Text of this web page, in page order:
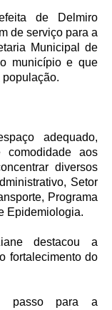
de Delmiro
de serviço para a
Municipal de
município e que
adequado,
aos
diversos
Setor
Programa
Epidemiologia.
destacou a
fortalecimento do
passo para a